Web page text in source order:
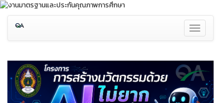
Toggle
Previous Next